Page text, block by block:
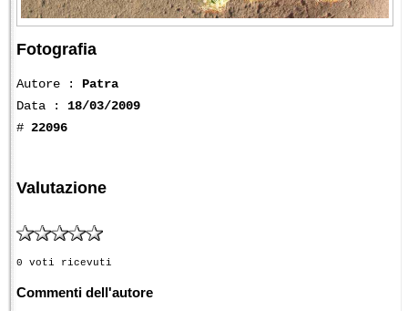
Fotografia
Autore : Patra
Data : 18/03/2009
# 22096
Valutazione
0 voti ricevuti
Commenti dell'autore